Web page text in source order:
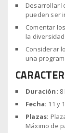
Desarrollar
pueden ser
Comentar
la
Considerar
una
Duración:
Fecha: 11 y
Plazas:
Máximo de